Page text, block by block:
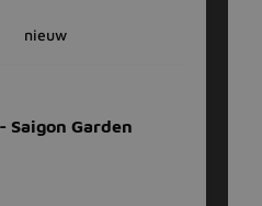
nieuw
Saigon Garden